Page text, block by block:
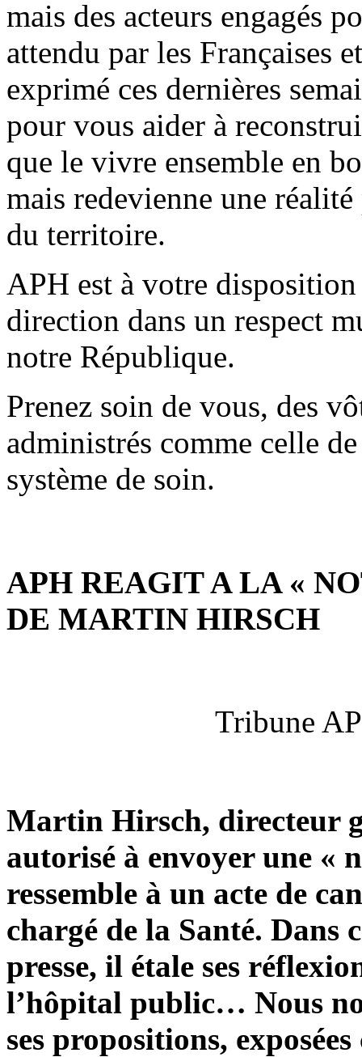
mais des acteurs engagés
attendu par les Françaises
exprimé ces dernières
pour vous aider à
que le vivre ensemble en
mais redevienne une
du territoire.
APH est à votre
direction dans un respect
notre République.
Prenez soin de vous, des
administrés comme celle
système de soin.
APH REAGIT A LA «
DE MARTIN HIRSCH
Tribune
Martin Hirsch, directeur
autorisé à envoyer une «
ressemble à un acte de
chargé de la Santé. Dans
presse, il étale ses
l’hôpital public… Nous
ses propositions,